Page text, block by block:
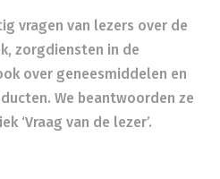
vragen van lezers over de
zorgdiensten in de
over geneesmiddelen en
We beantwoorden ze
‘Vraag van de lezer’.